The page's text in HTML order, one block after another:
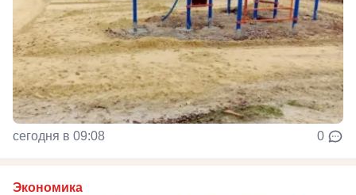
сегодня в 09:08 0
Экономика